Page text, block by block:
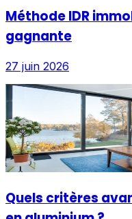
Méthode IDR
gagnante
27 juin 2026
Quels critères